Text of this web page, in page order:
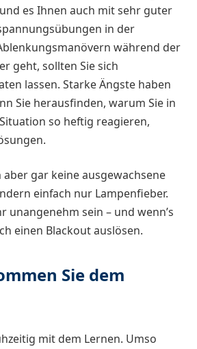
es Ihnen auch mit sehr guter
in der
während der
geht, sollten Sie sich
lassen. Starke Ängste haben
Sie herausfinden, warum Sie in
so heftig reagieren,
gar keine ausgewachsene
einfach nur Lampenfieber.
unangenehm sein – und wenn’s
einen Blackout auslösen.
Sie dem
mit dem Lernen. Umso